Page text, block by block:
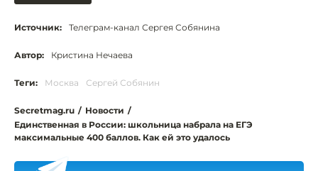
Источник: Телеграм-канал Сергея Собянина
Автор: Кристина Нечаева
Теги: Москва Сергей Собянин
Secretmag.ru / Новости /
Единственная в России: школьница набрала на ЕГЭ
максимальные 400 баллов. Как ей это удалось